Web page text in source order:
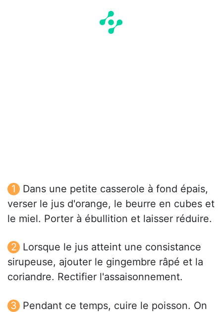
Dans une petite casserole à fond épais,
verser le jus d'orange, le beurre en cubes et
le miel. Porter à ébullition et laisser réduire.
Lorsque le jus atteint une consistance
sirupeuse, ajouter le gingembre râpé et la
coriandre. Rectifier l'assaisonnement.
Pendant ce temps, cuire le poisson. On